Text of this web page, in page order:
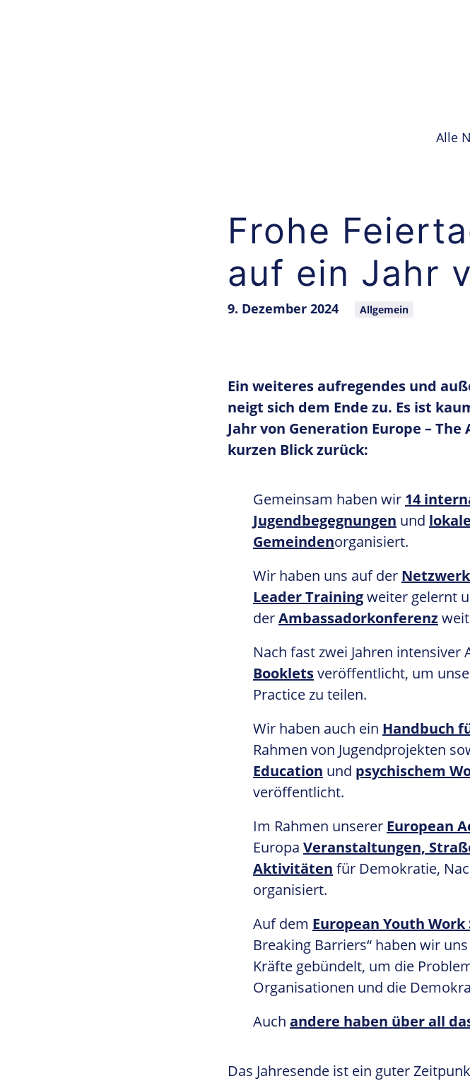
Alle
Frohe
auf ein Jahr
9. Dezember 2024 Allgemein
Ein weiteres aufregendes und
neigt sich dem Ende zu. Es ist
Jahr von Generation Europe –
kurzen Blick zurück:
Gemeinsam haben wir 14
Jugendbegegnungen und
Gemeindenorganisiert.
Wir haben uns auf der
Leader Trainingweiter gelernt
derAmbassadorkonferenz
Nach fast zwei Jahren intensiver
Bookletsveröffentlicht, um
Practice zu teilen.
Wir haben auch ein Handbuch
Rahmen von Jugendprojekten
Education und psychischem
veröffentlicht.
Im Rahmen unserer European
Europa Veranstaltungen,
Aktivitäten für Demokratie,
organisiert.
Auf dem European Youth
Breaking Barriers“ haben wir
Kräfte gebündelt, um die
Organisationen und die
Auch andere haben über all
Das Jahresende ist ein guter